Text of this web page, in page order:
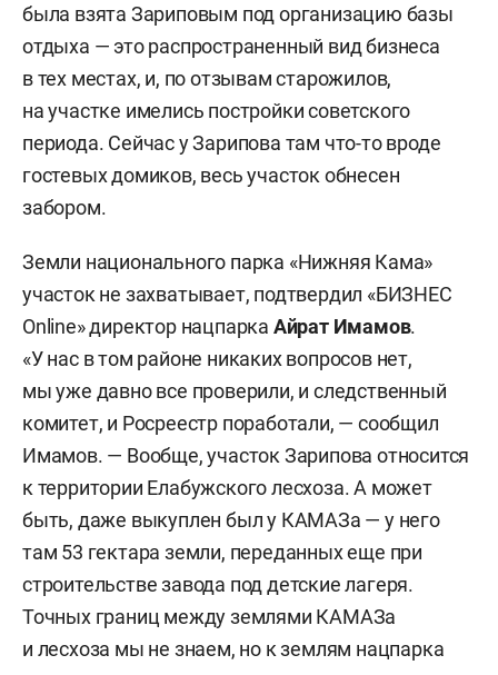
была взята Зариповым под организацию базы
отдыха — это распространенный вид бизнеса
в тех местах, и, по отзывам старожилов,
на участке имелись постройки советского
периода. Сейчас у Зарипова там что-то вроде
гостевых домиков, весь участок обнесен
забором.
Земли национального парка «Нижняя Кама»
участок не захватывает, подтвердил «БИЗНЕС
Online» директор нацпарка Айрат Имамов.
«У нас в том районе никаких вопросов нет,
мы уже давно все проверили, и следственный
комитет, и Росреестр поработали, — сообщил
Имамов. — Вообще, участок Зарипова относится
к территории Елабужского лесхоза. А может
быть, даже выкуплен был у КАМАЗа — у него
там 53 гектара земли, переданных еще при
строительстве завода под детские лагеря.
Точных границ между землями КАМАЗа
и лесхоза мы не знаем, но к землям нацпарка